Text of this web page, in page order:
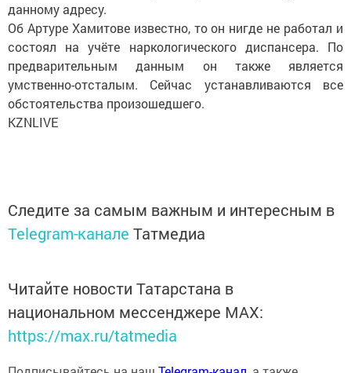
данному адресу.
Об Артуре Хамитове известно, то он нигде не работал и
состоял на учёте наркологического диспансера. По
предварительным данным он также является
умственно-отсталым. Сейчас устанавливаются все
обстоятельства произошедшего.
KZNLIVE
Следите за самым важным и интересным в
Telegram-канале Татмедиа
Читайте новости Татарстана в
национальном мессенджере MАХ:
https://max.ru/tatmedia